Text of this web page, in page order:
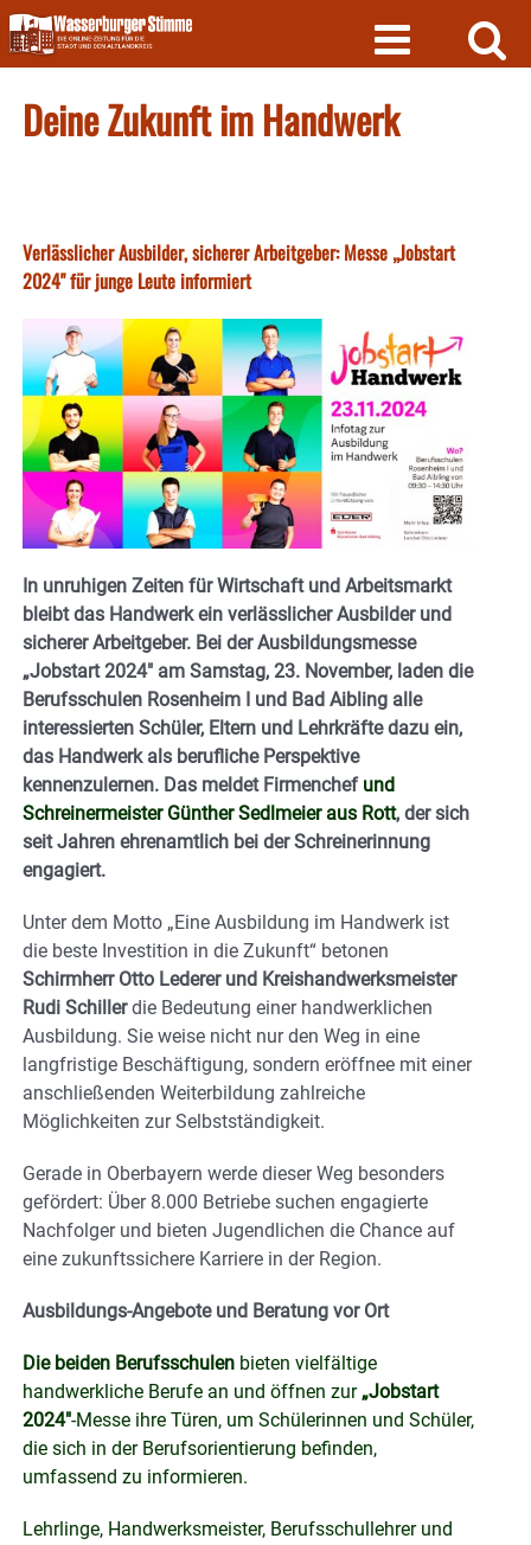
Skip
to
content
Deine Zukunft im Handwerk
Verlässlicher Ausbilder, sicherer Arbeitgeber: Messe „Jobstart
2024" für junge Leute informiert
In unruhigen Zeiten für Wirtschaft und Arbeitsmarkt
bleibt das Handwerk ein verlässlicher Ausbilder und
sicherer Arbeitgeber. Bei der Ausbildungsmesse
„Jobstart 2024″ am Samstag, 23. November, laden die
Berufsschulen Rosenheim I und Bad Aibling alle
interessierten Schüler, Eltern und Lehrkräfte dazu ein,
das Handwerk als berufliche Perspektive
kennenzulernen. Das meldet Firmenchefund
Schreinermeister Günther Sedlmeier aus Rott, der sich
seit Jahren ehrenamtlich bei der Schreinerinnung
engagiert.
Unter dem Motto „Eine Ausbildung im Handwerk ist
die beste Investition in die Zukunft“ betonen
Schirmherr Otto Lederer und Kreishandwerksmeister
Rudi Schillerdie Bedeutung einer handwerklichen
Ausbildung. Sie weise nicht nur den Weg in eine
langfristige Beschäftigung, sondern eröffnee mit einer
anschließenden Weiterbildung zahlreiche
Möglichkeiten zur Selbstständigkeit.
Gerade in Oberbayern werde dieser Weg besonders
gefördert: Über 8.000 Betriebe suchen engagierte
Nachfolger und bieten Jugendlichen die Chance auf
eine zukunftssichere Karriere in der Region.
Ausbildungs-Angebote und Beratung vor Ort
Die beiden Berufsschulen bieten vielfältige
handwerkliche Berufe an und öffnen zur „Jobstart
2024″-Messe ihre Türen, um Schülerinnen und Schüler,
die sich in der Berufsorientierung befinden,
umfassend zu informieren.
Lehrlinge, Handwerksmeister, Berufsschullehrer und